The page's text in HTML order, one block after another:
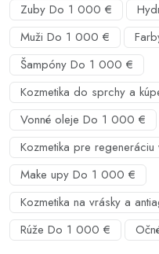
Zuby Do 1 000 €
Muži Do 1 000 €
Šampóny Do 1 000 €
Kozmetika do sprchy a
Vonné oleje Do 1 000 €
Kozmetika pre
Make upy Do 1 000 €
Kozmetika na vrásky a
Rúže Do 1 000 €